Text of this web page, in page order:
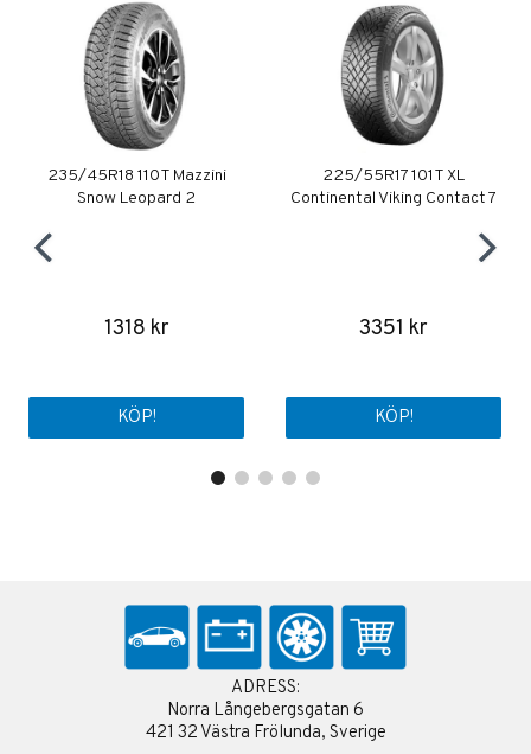
235/45R18 110T Mazzini
Snow Leopard 2
1318 kr
KÖP!
225/55R17 101T XL
Continental Viking Contact 7
3351 kr
KÖP!
ADRESS:
Norra Långebergsgatan 6
421 32 Västra Frölunda, Sverige